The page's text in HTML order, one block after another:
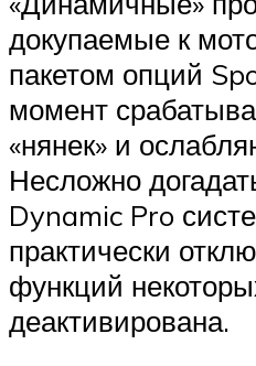
докупаемые к
пакетом опций
момент
«нянек» и
Несложно
Dynamic Pro
практически
функций
деактивирована.